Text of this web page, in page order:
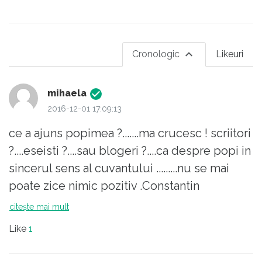
Likeuri
Cronologic
mihaela
2016-12-01 17:09:13
ce a ajuns popimea ?.......ma crucesc ! scriitori
?....eseisti ?....sau blogeri ?....ca despre popi in
sincerul sens al cuvantului .........nu se mai
poate zice nimic pozitiv .Constantin
Necula.....asta mai lipsea in galerie .
pentru un loc laic ?....saracul !
citește mai mult
Like 1